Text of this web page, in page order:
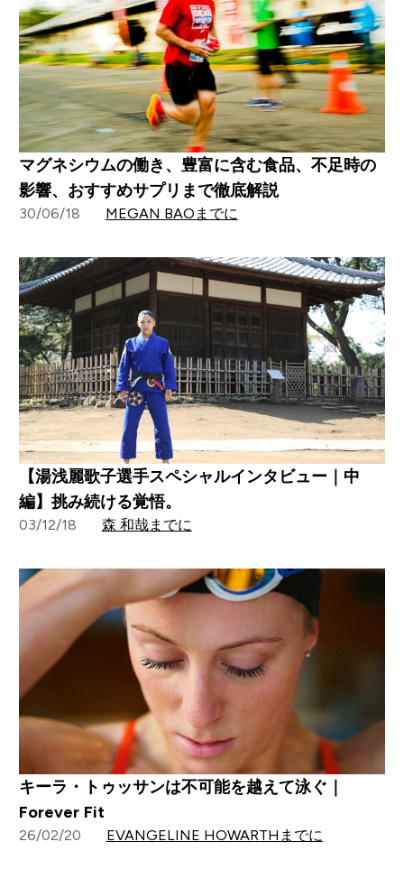
マグネシウムの働き、豊富に含む食品、不足時の
影響、おすすめサプリまで徹底解説
30/06/18 MEGAN BAOまでに
【湯浅麗歌子選手スペシャルインタビュー｜中
編】挑み続ける覚悟。
03/12/18 森 和哉までに
キーラ・トゥッサンは不可能を越えて泳ぐ｜
Forever Fit
26/02/20 EVANGELINE HOWARTHまでに